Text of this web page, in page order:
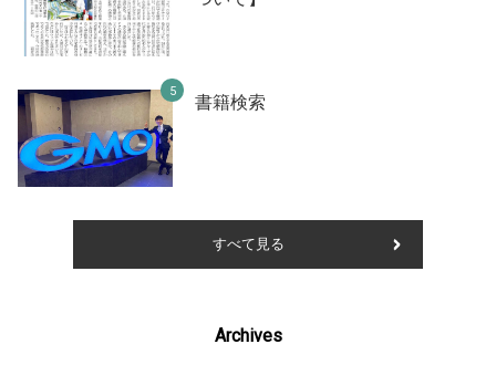
書籍検索
すべて見る
Archives